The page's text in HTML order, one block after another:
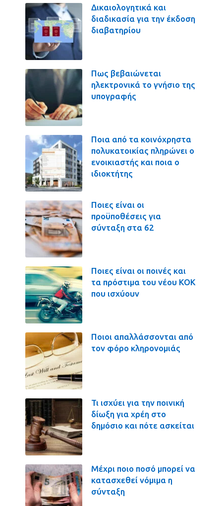
Δικαιολογητικά και
διαδικασία για την έκδοση
διαβατηρίου
Πως βεβαιώνεται
ηλεκτρονικά το γνήσιο της
υπογραφής
Ποια από τα κοινόχρηστα
πολυκατοικίας πληρώνει ο
ενοικιαστής και ποια ο
ιδιοκτήτης
Ποιες είναι οι
προϋποθέσεις για
σύνταξη στα 62
Ποιες είναι οι ποινές και
τα πρόστιμα του νέου ΚΟΚ
που ισχύουν
Ποιοι απαλλάσσονται από
τον φόρο κληρονομιάς
Τι ισχύει για την ποινική
δίωξη για χρέη στο
δημόσιο και πότε ασκείται
Μέχρι ποιο ποσό μπορεί να
κατασχεθεί νόμιμα η
σύνταξη